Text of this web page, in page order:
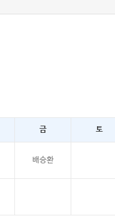
금 토
배승환